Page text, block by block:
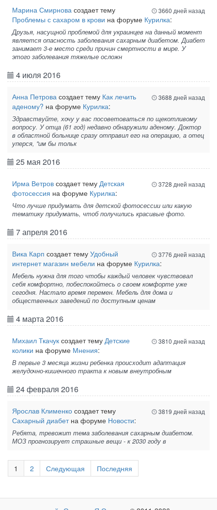
3660 дней назад
Марина Смирнова создает тему
Проблемы с сахаром в крови на форуме Курилка:
Друзья, насущной проблемой для украинцев на данный момент
является опасность заболевания сахарным диабетом. Диабет
занимает 3-е место среди причин смертности в мире. У
этого заболевания тяжелые осложн
4 июля 2016
3688 дней назад
Анна Петрова создает тему Как лечить
аденому? на форуме Курилка:
Здравствуйте, хочу у вас посоветоваться по щекотливому
вопросу. У отца (61 год) недавно обнаружили аденому. Доктор
в областной больнице сразу отправил его на операцию, а отец
уперся, "им бы тольк
25 мая 2016
3728 дней назад
Ирма Ветров создает тему Детская
фотосессия на форуме Курилка:
Что лучше придумать для детской фотосессии или какую
тематику придумать, чтоб получились красивые фото.
7 апреля 2016
3776 дней назад
Вика Карп создает тему Удобный
интернет магазин мебели на форуме Курилка:
Мебель нужна для того чтобы каждый человек чувствовал
себя комфортно, побеспокойтесь о своем комфорте уже
сегодня. Настало время перемен. Мебель для дома и
общественных заведений по доступным ценам
4 марта 2016
3810 дней назад
Михаил Ткачук создает тему Детские
колики на форуме Мнения:
В первые 3 месяца жизни ребенка происходит адаптация
желудочно-кишечного тракта к новым внеутробным
24 февраля 2016
3819 дней назад
Ярослав Клименко создает тему
Сахарный диабетна форуме Новости:
Ребята, тревожит тема заболевания сахарным диабетом.
МОЗ прогнозирует страшные вещи - к 2030 году в
1 2 Следующая Последняя